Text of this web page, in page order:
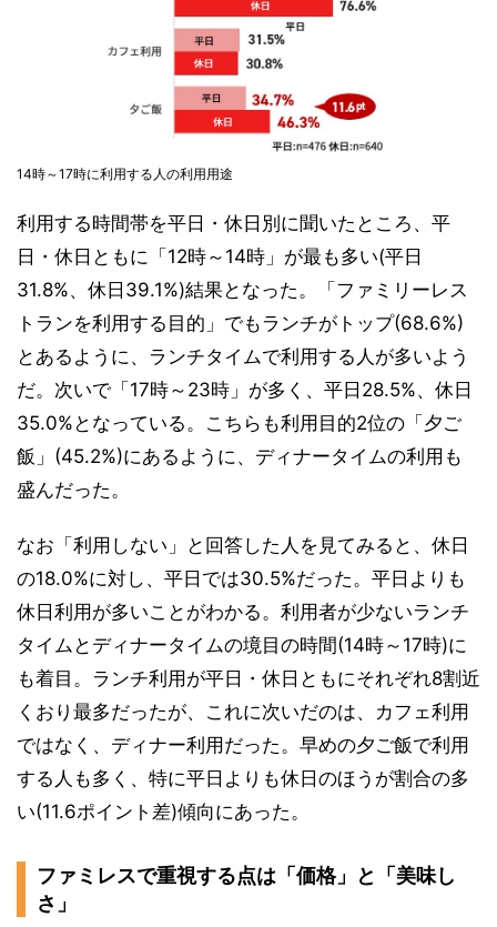
14時～17時に利用する人の利用用途
利用する時間帯を平日・休日別に聞いたところ、平
日・休日ともに「12時～14時」が最も多い(平日
31.8%、休日39.1%)結果となった。「ファミリーレス
トランを利用する目的」でもランチがトップ(68.6%)
とあるように、ランチタイムで利用する人が多いよう
だ。次いで「17時～23時」が多く、平日28.5%、休日
35.0%となっている。こちらも利用目的2位の「夕ご
飯」(45.2%)にあるように、ディナータイムの利用も
盛んだった。
なお「利用しない」と回答した人を見てみると、休日
の18.0%に対し、平日では30.5%だった。平日よりも
休日利用が多いことがわかる。利用者が少ないランチ
タイムとディナータイムの境目の時間(14時～17時)に
も着目。ランチ利用が平日・休日ともにそれぞれ8割近
くおり最多だったが、これに次いだのは、カフェ利用
ではなく、ディナー利用だった。早めの夕ご飯で利用
する人も多く、特に平日よりも休日のほうが割合の多
い(11.6ポイント差)傾向にあった。
ファミレスで重視する点は「価格」と「美味し
さ」